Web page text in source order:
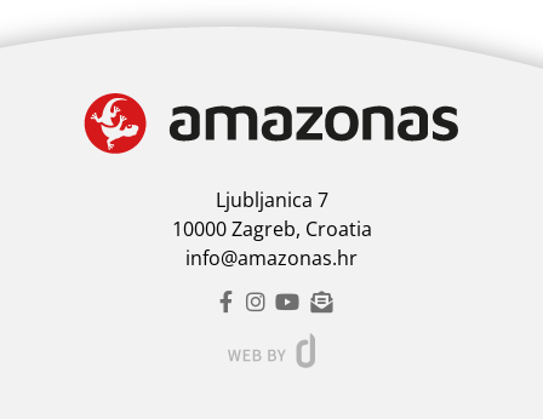
Ljubljanica 7
10000 Zagreb, Croatia
info@amazonas.hr